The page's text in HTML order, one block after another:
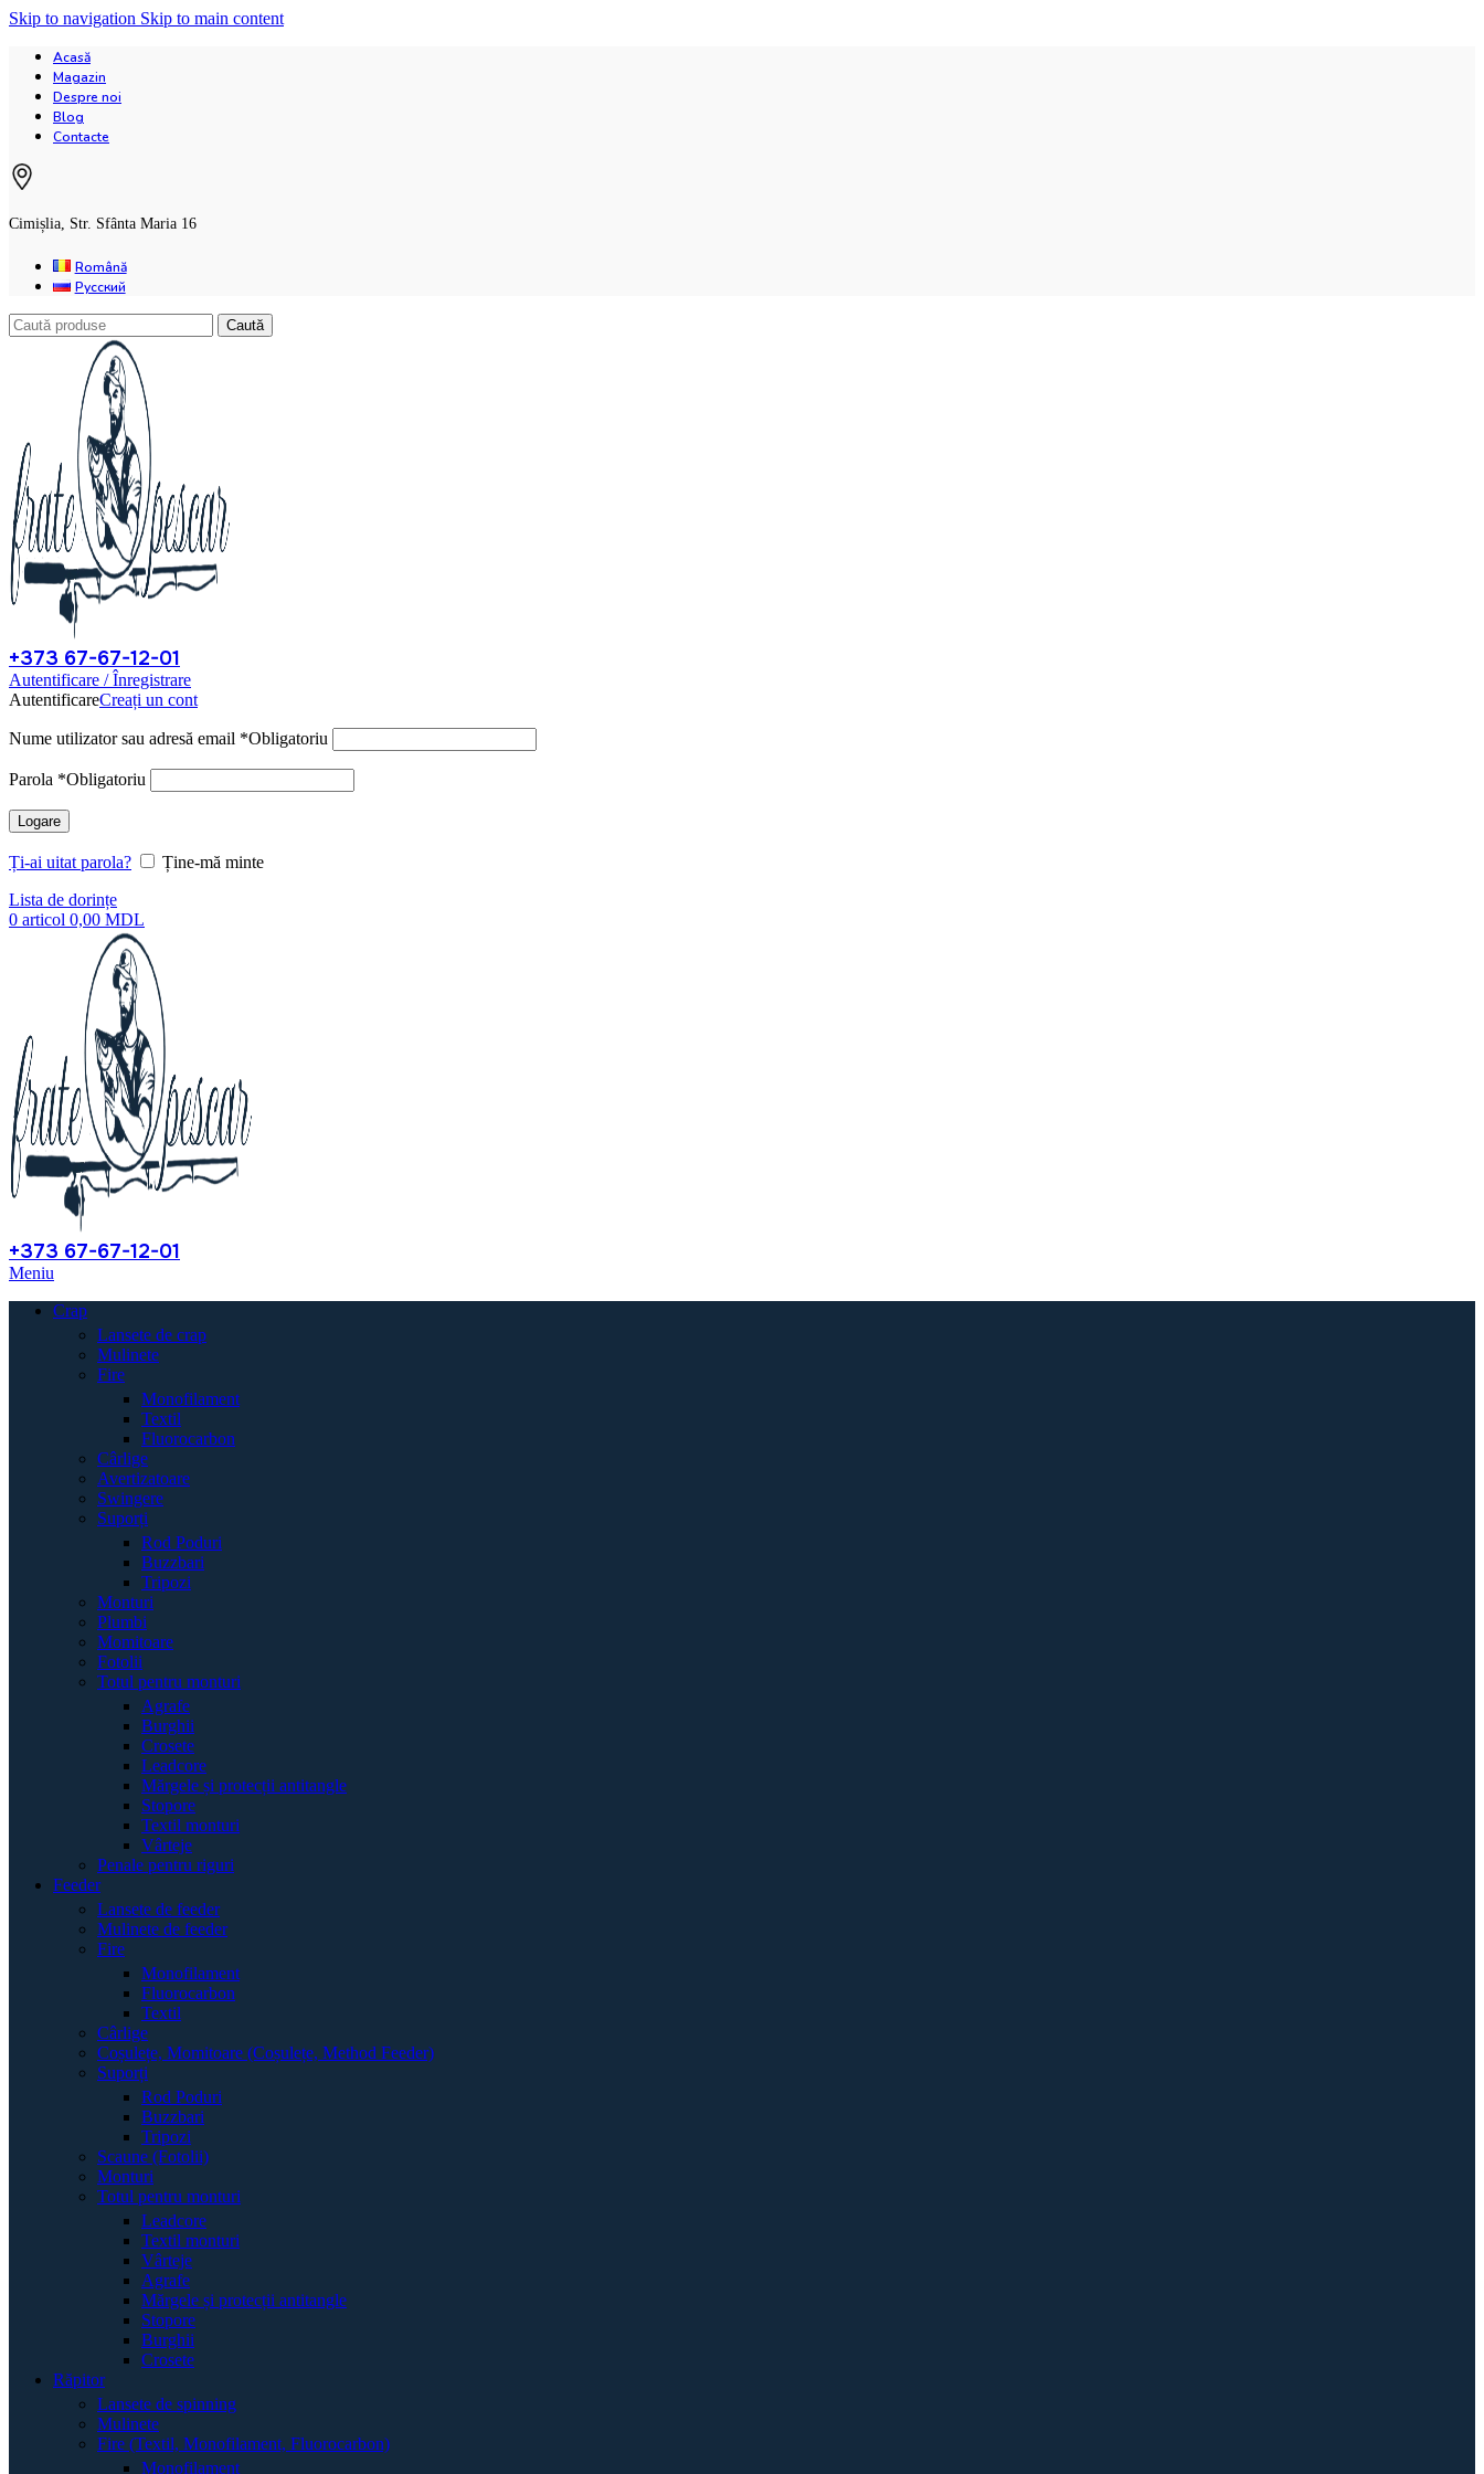
Skip to navigation Skip to main content
Acasă
Magazin
Despre noi
Blog
Contacte
Cimișlia, Str. Sfânta Maria 16
Română
Русский
Caută
+373 67-67-12-01
Autentificare / Înregistrare
AutentificareCreați un cont
Nume utilizator sau adresă email *Obligatoriu
Parola *Obligatoriu
Logare
Ți-ai uitat parola?
Ține-mă minte
Lista de dorințe
0 articol 0,00 MDL
+373 67-67-12-01
Meniu
Crap
Lansete de crap
Mulinete
Fire
Monofilament
Textil
Fluorocarbon
Cârlige
Avertizatoare
Swingere
Suporți
Rod Poduri
Buzzbari
Tripozi
Monturi
Plumbi
Momitoare
Fotolii
Totul pentru monturi
Agrafe
Burghii
Crosete
Leadcore
Mărgele și protecții antitangle
Stopore
Textil monturi
Vârteje
Penale pentru riguri
Feeder
Lansete de feeder
Mulinete de feeder
Fire
Monofilament
Fluorocarbon
Textil
Cârlige
Coșulețe, Momitoare (Coșulețe, Method Feeder)
Suporți
Rod Poduri
Buzzbari
Tripozi
Scaune (Fotolii)
Monturi
Totul pentru monturi
Leadcore
Textil monturi
Vârteje
Agrafe
Mărgele și protecții antitangle
Stopore
Burghii
Crosete
Răpitor
Lansete de spinning
Mulinete
Fire (Textil, Monofilament, Fluorocarbon)
Monofilament